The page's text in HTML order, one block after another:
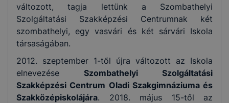
változott, tagja lettünk a Szombathelyi
Szolgáltatási Szakképzési Centrumnak két
szombathelyi, egy vasvári és két sárvári Iskola
társaságában.
2012. szeptember 1-től újra változott az Iskola
elnevezése Szombathelyi Szolgáltatási
Szakképzési Centrum Oladi Szakgimnáziuma és
Szakközépiskolájára. 2018. május 15-től az